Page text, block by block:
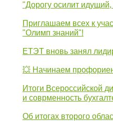
"Дорогу осилит
Приглашаем всех к
"Олимп знаний"!
ЕТЭТ вновь занял
💥 Начинаем
Итоги Всероссийской
и соврменность
Об итогах второго